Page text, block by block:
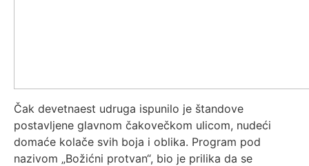
Čak devetnaest udruga ispunilo je štandove
postavljene glavnom čakovečkom ulicom, nudeći
domaće kolače svih boja i oblika. Program pod
nazivom „Božićni protvan“, bio je prilika da se